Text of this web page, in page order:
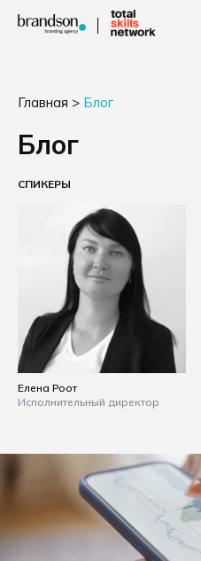
Главная > Блог
Блог
СПИКЕРЫ
Елена Роот
Исполнительный директор